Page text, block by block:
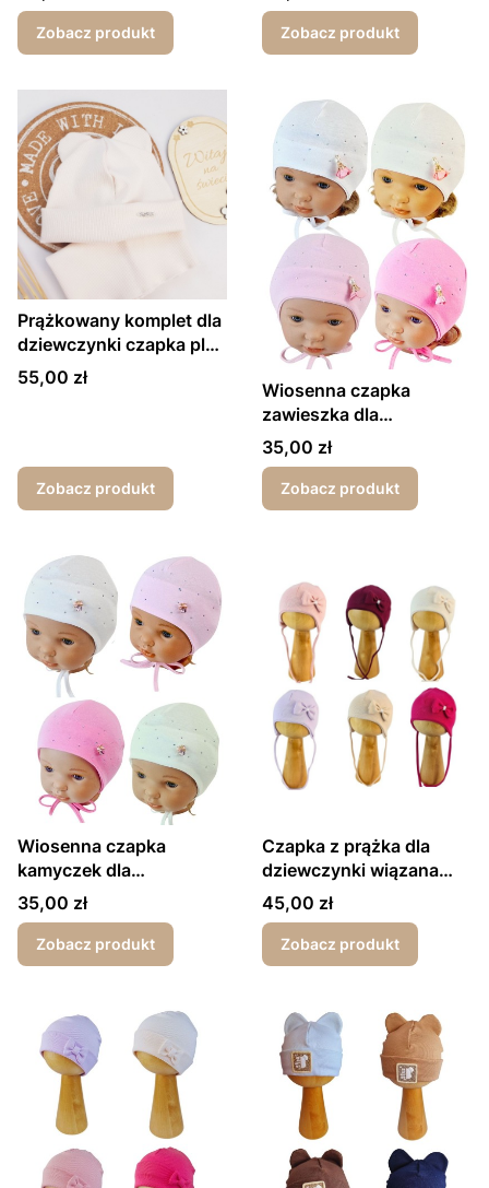
Zobacz produkt Zobacz produkt
Prążkowany komplet dla
dziewczynki czapka plus
komin zawieszka ecru
Cena
55,00 zł
Zobacz produkt
Wiosenna czapka
zawieszka dla
dziewczynki
Cena
35,00 zł
Zobacz produkt
Wiosenna czapka
kamyczek dla
dziewczynki
Cena
35,00 zł
Zobacz produkt
Czapka z prążka dla
dziewczynki wiązana
pod szyjką kokardka
Cena
45,00 zł
Zobacz produkt